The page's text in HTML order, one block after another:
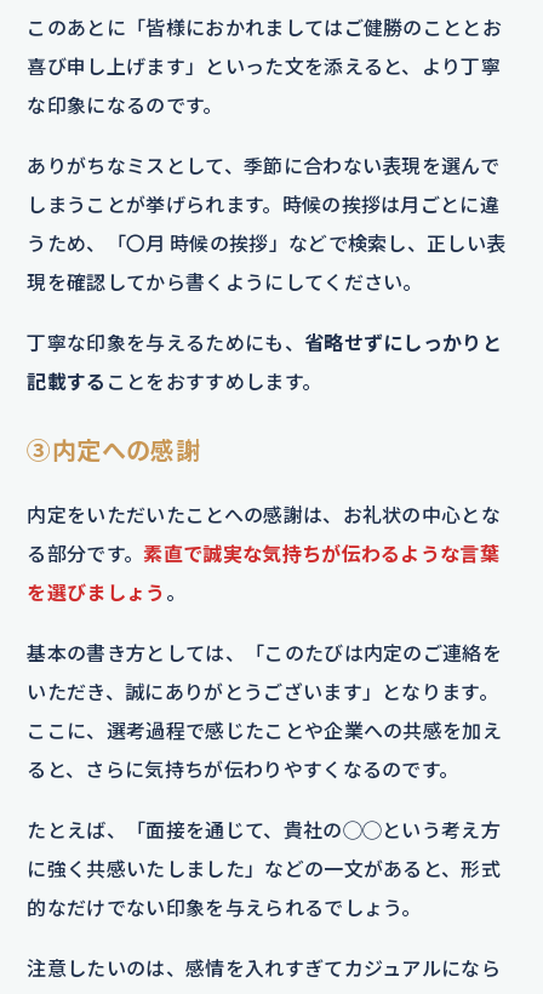
このあとに「皆様におかれましてはご健勝のこととお
喜び申し上げます」といった文を添えると、より丁寧
な印象になるのです。
ありがちなミスとして、季節に合わない表現を選んで
しまうことが挙げられます。時候の挨拶は月ごとに違
うため、「〇月 時候の挨拶」などで検索し、正しい表
現を確認してから書くようにしてください。
丁寧な印象を与えるためにも、 省略せずにしっかりと
記載する ことをおすすめします。
③内定への感謝
内定をいただいたことへの感謝は、お礼状の中心とな
る部分です。 素直で誠実な気持ちが伝わるような言葉
を選びましょう 。
基本の書き方としては、「このたびは内定のご連絡を
いただき、誠にありがとうございます」となります。
ここに、選考過程で感じたことや企業への共感を加え
ると、さらに気持ちが伝わりやすくなるのです。
たとえば、「面接を通じて、貴社の◯◯という考え方
に強く共感いたしました」などの一文があると、形式
的なだけでない印象を与えられるでしょう。
注意したいのは、感情を入れすぎてカジュアルになら